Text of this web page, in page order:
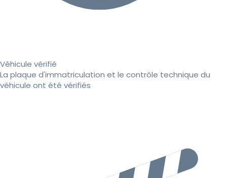
Véhicule vérifié
La plaque d'immatriculation et le contrôle technique du
véhicule ont été vérifiés